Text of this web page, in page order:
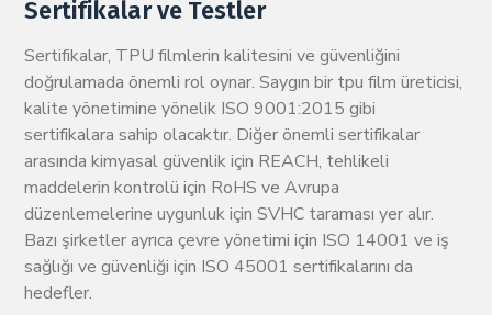
Sertifikalar ve Testler
Sertifikalar, TPU filmlerin kalitesini ve güvenliğini
doğrulamada önemli rol oynar. Saygın bir tpu film üreticisi,
kalite yönetimine yönelik ISO 9001:2015 gibi
sertifikalara sahip olacaktır. Diğer önemli sertifikalar
arasında kimyasal güvenlik için REACH, tehlikeli
maddelerin kontrolü için RoHS ve Avrupa
düzenlemelerine uygunluk için SVHC taraması yer alır.
Bazı şirketler ayrıca çevre yönetimi için ISO 14001 ve iş
sağlığı ve güvenliği için ISO 45001 sertifikalarını da
hedefler.